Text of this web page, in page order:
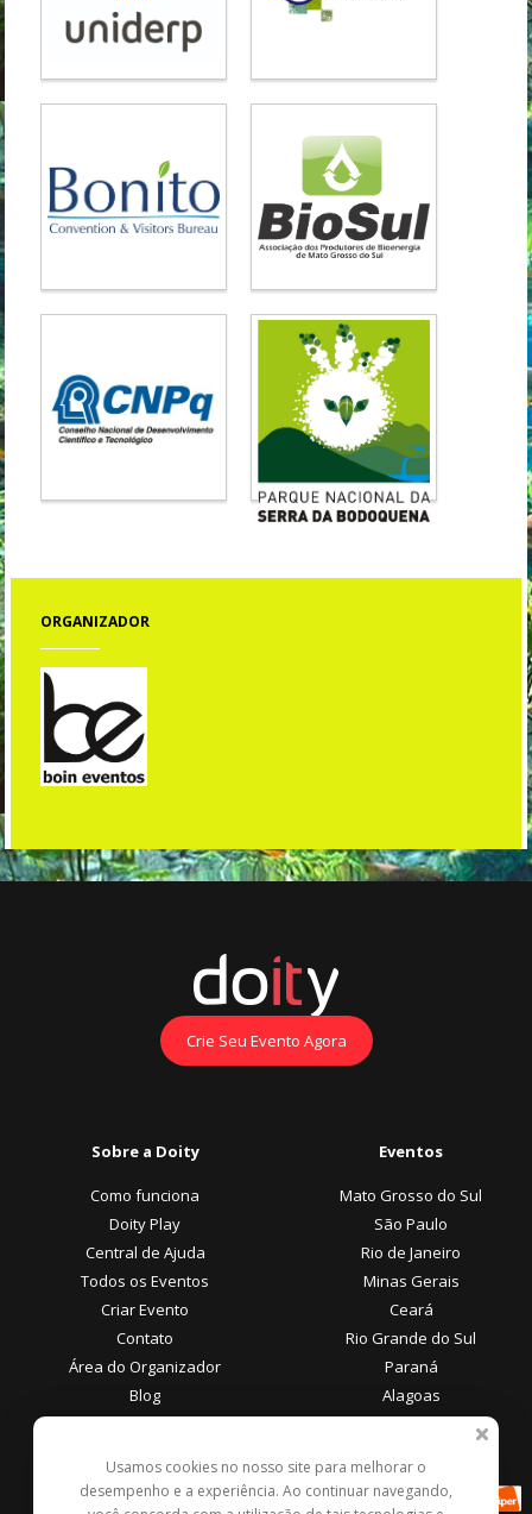
ORGANIZADOR
Crie Seu Evento Agora
Sobre a Doity
Como funciona
Doity Play
Central de Ajuda
Todos os Eventos
Criar Evento
Contato
Área do Organizador
Blog
Eventos
Mato Grosso do Sul
São Paulo
Rio de Janeiro
Minas Gerais
Ceará
Rio Grande do Sul
Paraná
Alagoas
Área do Participante
Central de Ajuda
Formas de Pagamento
Usamos cookies no nosso site para melhorar o
desempenho e a experiência. Ao continuar navegando,